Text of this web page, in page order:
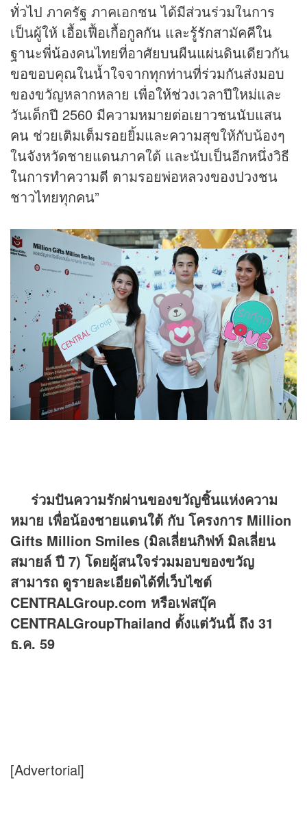
ทั่วไป ภาครัฐ ภาคเอกชน ได้มีส่วนร่วมในการ
เป็นผู้ให้ เอื้อเฟื้อเกื้อกูลกัน และรู้รักสามัคคีใน
ฐานะพี่น้องคนไทยที่อาศัยบนผืนแผ่นดินเดียวกัน
ขอขอบคุณในน้ำใจจากทุกท่านที่ร่วมกันส่งมอบ
ของขวัญหลากหลาย เพื่อให้ช่วงเวลาปีใหม่และ
วันเด็กปี 2560 มีความหมายต่อเยาวชนนับแสน
คน ช่วยเติมเต็มรอยยิ้มและความสุขให้กับน้องๆ
ในจังหวัดชายแดนภาคใต้ และนับเป็นอีกหนึ่งวิธี
ในการทำความดี ตามรอยพ่อหลวงของปวงชน
ชาวไทยทุกคน”
ร่วมปันความรักผ่านของขวัญชิ้นแห่งความ
หมาย เพื่อน้องชายแดนใต้ กับ โครงการ Million
Gifts Million Smiles (มิลเลี่ยนกิฟท์ มิลเลี่ยน
สมายล์ ปี 7) โดยผู้สนใจร่วมมอบของขวัญ
สามารถ ดูรายละเอียดได้ที่เว็บไซต์
CENTRALGroup.com หรือเฟสบุ๊ค
CENTRALGroupThailand ตั้งแต่วันนี้ ถึง 31
ธ.ค. 59
[Advertorial]